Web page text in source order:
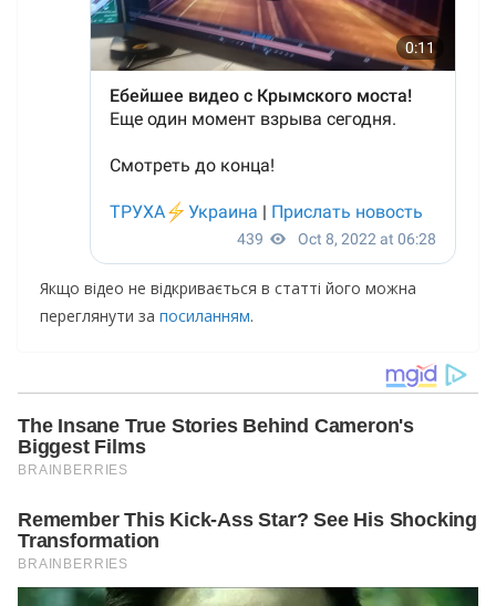
Якщо відео не відкривається в статті його можна
переглянути за посиланням.